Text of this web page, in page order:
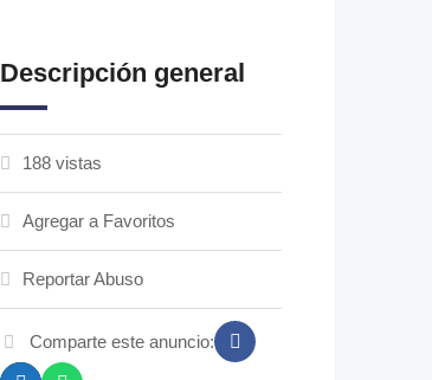
Descripción general
188 vistas
Agregar a Favoritos
Reportar Abuso
Comparte este anuncio: